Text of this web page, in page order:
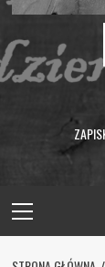
Menu